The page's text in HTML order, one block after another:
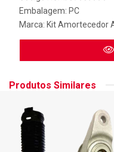
Embalagem: PC
Marca: Kit Amortecedor
Produtos Similares